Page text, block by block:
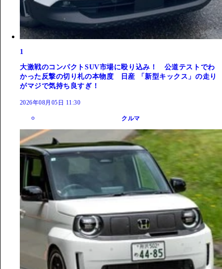
1
大激戦のコンパクトSUV市場に殴り込み！ 公道テストでわ
かった反撃の切り札の本物度 日産 「新型キックス」の走り
がマジで気持ち良すぎ！
2026年08月05日 11:30
クルマ